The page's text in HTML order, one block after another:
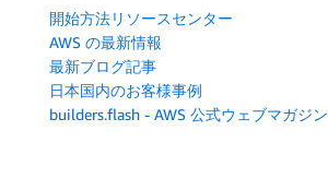
開始方法リソースセンター
AWS の最新情報
最新ブログ記事
日本国内のお客様事例
builders.flash - AWS 公式ウェブマガジン